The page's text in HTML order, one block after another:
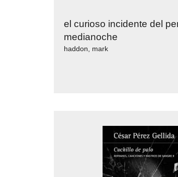
el curioso incidente del
medianoche
haddon, mark